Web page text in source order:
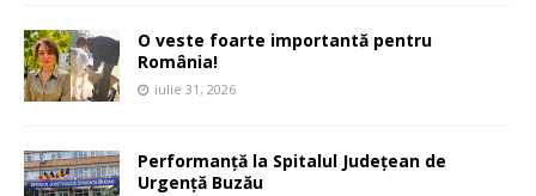
O veste foarte importantă pentru
România!
iulie 31, 2026
Performanță la Spitalul Județean de
Urgență Buzău